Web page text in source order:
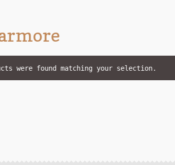
were found matching your selection.